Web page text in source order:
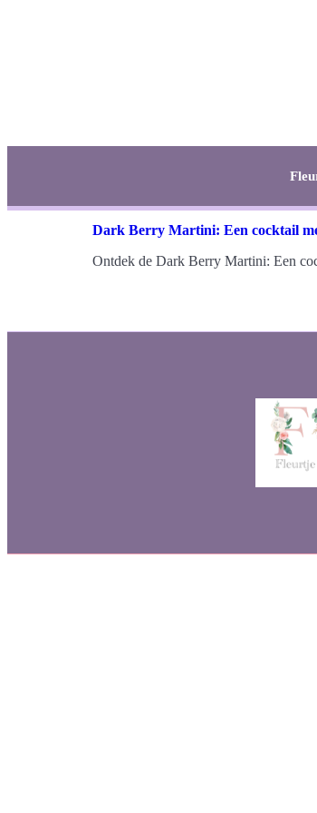
Dark Berry Martini: Een cocktail
Ontdek de Dark Berry Martini: Een